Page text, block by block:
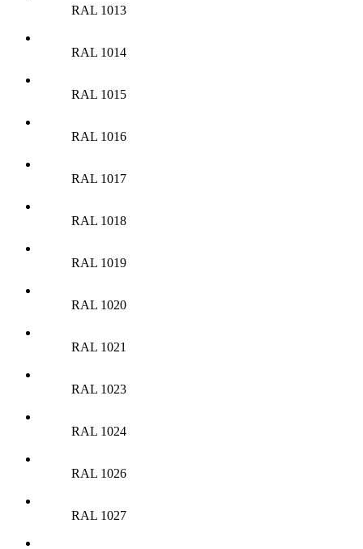
RAL 1013
RAL 1014
RAL 1015
RAL 1016
RAL 1017
RAL 1018
RAL 1019
RAL 1020
RAL 1021
RAL 1023
RAL 1024
RAL 1026
RAL 1027